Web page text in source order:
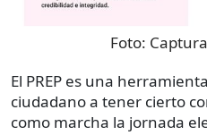
Foto:
El PREP es una
ciudadano a tener cierto
como marcha la jornada